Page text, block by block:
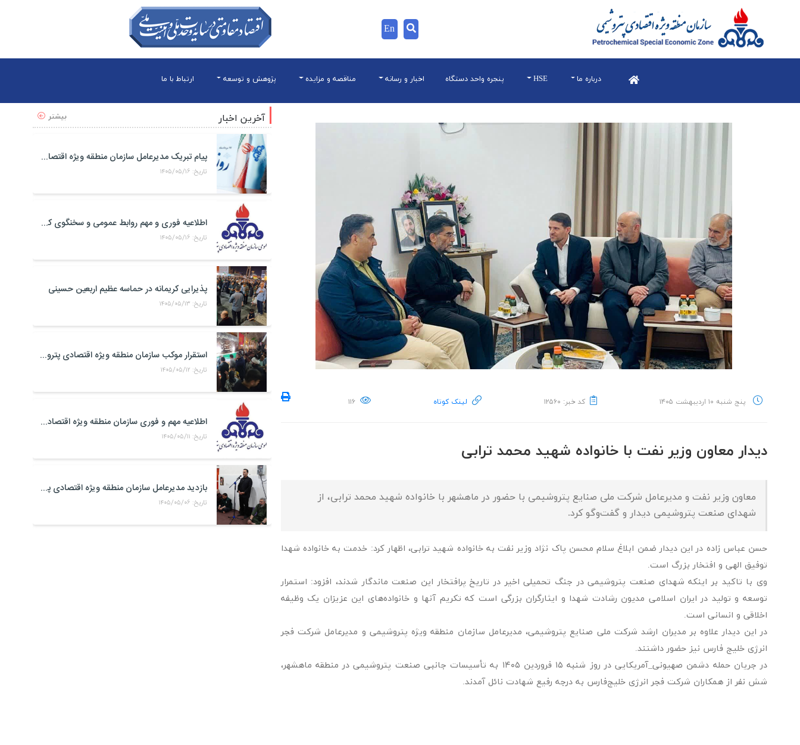
En
درباره ما HSE پنجره واحد دستگاه اخبار و رسانه مناقصه و مزایده پژوهش و توسعه ارتباط با ما
پنج شنبه ۱۰ اردیبهشت ۱۴۰۵ کد خبر: ۱۲۵۶۰ لینک کوتاه ۱۱۶
دیدار معاون وزیر نفت با خانواده شهید محمد ترابی
معاون وزیر نفت و مدیرعامل شرکت ملی صنایع پتروشیمی با حضور در ماهشهر با خانواده شهید محمد ترابی، از
شهدای صنعت پتروشیمی دیدار و گفت‌وگو کرد.
حسن عباس زاده در این دیدار ضمن ابلاغ سلام محسن پاک نژاد وزیر نفت به خانواده شهید ترابی، اظهار کرد: خدمت به خانواده شهدا
توفیق الهی و افتخار بزرگ است.
وی با تاکید بر اینکه شهدای صنعت پتروشیمی در جنگ تحمیلی اخیر در تاریخ پرافتخار این صنعت ماندگار شدند، افزود: استمرار
توسعه و تولید در ایران اسلامی مدیون رشادت شهدا و ایثارگران بزرگی است که تکریم آنها و خانواده‌های این عزیزان یک وظیفه
اخلاقی و انسانی است.
در این دیدار علاوه بر مدیران ارشد شرکت ملی صنایع پتروشیمی، مدیرعامل سازمان منطقه ویژه پتروشیمی و مدیرعامل شرکت فجر
انرژی خلیج فارس نیز حضور داشتند.
در جریان حمله دشمن صهیونی_آمریکایی در روز شنبه ۱۵ فروردین ۱۴۰۵ به تأسیسات جانبی صنعت پتروشیمی در منطقه ماهشهر،
شش نفر از همکاران شرکت فجر انرژی خلیج‌فارس به درجه رفیع شهادت نائل آمدند.
بیشتر آخرین اخبار
پیام تبریک مدیرعامل سازمان منطقه ویژه اقتصادی پتروشیمی به مناسبت روز خبرنگار
تاریخ: ۱۴۰۵/۰۵/۱۶
اطلاعیه فوری و مهم روابط عمومی و سخنگوی کمیته مدیریت بحران منطقه ويژه اقتصادی پتروشيمی
تاریخ: ۱۴۰۵/۰۵/۱۶
پذیرایی کریمانه در حماسه عظیم اربعین حسینی
تاریخ: ۱۴۰۵/۰۵/۱۳
استقرار موکب سازمان منطقه ویژه اقتصادی پتروشیمی در محل تجمعات مردمی در میدان امام بندر ماهشهر
تاریخ: ۱۴۰۵/۰۵/۱۲
اطلاعیه مهم و فوری سازمان منطقه ویژه اقتصادی پتروشیمی
تاریخ: ۱۴۰۵/۰۵/۱۱
بازدید مدیرعامل سازمان منطقه ویژه اقتصادی پتروشیمی از موکب حضرت علی اکبر(ع) کارکنان منطقه ویژه اقتصادی پتروشیمی در مرز شلمچه
تاریخ: ۱۴۰۵/۰۵/۰۶